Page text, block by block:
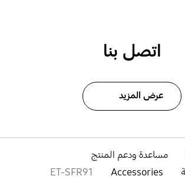
اتصل بنا
عرض المزيد
مساعدة ودعم المنتج
Accessories
ET-SFR91